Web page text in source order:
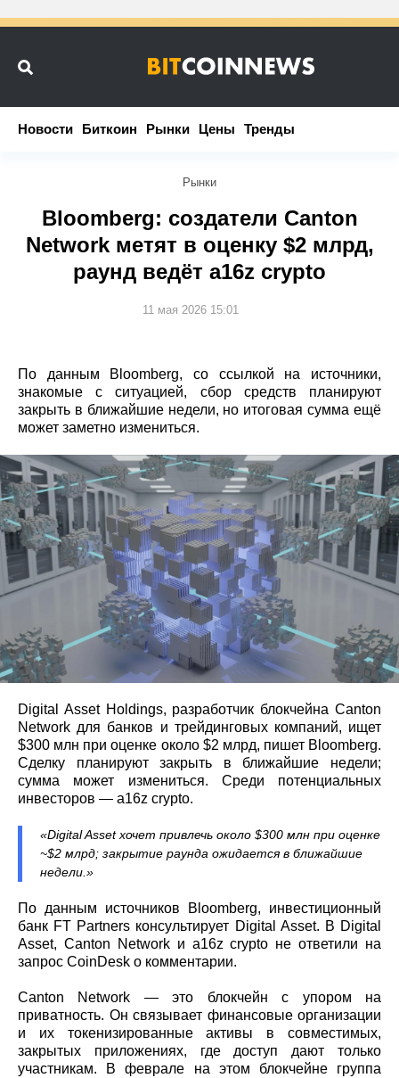
Новости Биткоин Рынки Цены Тренды
Новости Биткоин Рынки Цены Тренды
Рынки
Bloomberg: создатели Canton
Network метят в оценку $2 млрд,
раунд ведёт a16z crypto
11 мая 2026 15:01
По данным Bloomberg, со ссылкой на источники,
знакомые с ситуацией, сбор средств планируют
закрыть в ближайшие недели, но итоговая сумма ещё
может заметно измениться.
Digital Asset Holdings, разработчик блокчейна Canton
Network для банков и трейдинговых компаний, ищет
$300 млн при оценке около $2 млрд, пишет Bloomberg.
Сделку планируют закрыть в ближайшие недели;
сумма может измениться. Среди потенциальных
инвесторов — a16z crypto.
«Digital Asset хочет привлечь около $300 млн при оценке
~$2 млрд; закрытие раунда ожидается в ближайшие
недели.»
По данным источников Bloomberg, инвестиционный
банк FT Partners консультирует Digital Asset. В Digital
Asset, Canton Network и a16z crypto не ответили на
запрос CoinDesk о комментарии.
Canton Network — это блокчейн с упором на
приватность. Он связывает финансовые организации
и их токенизированные активы в совместимых,
закрытых приложениях, где доступ дают только
участникам. В феврале на этом блокчейне группа